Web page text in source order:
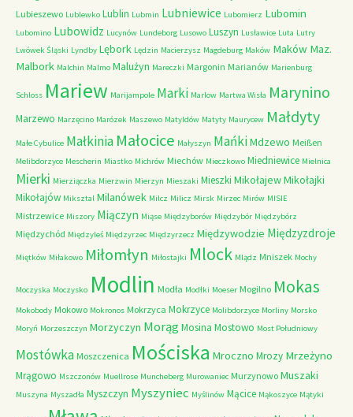
Lubieszewo Lublewko Lublin Lubmin Lubniewice Lubomierz Lubomin
Lubomino Lubowidz Lucynów Lundeborg Lusowo Luszyn Lusławice Luta Lutry
Lwówek Śląski Lyndby Lębork Lędzin Macierzysz Magdeburg Maków Maków Maz.
Malbork Malchin Malmo Malużyn Mareczki Margonin Marianów Marienburg
Schloss Mariew Marijampole Marki Marlow Martwa Wisła Marynino
Marzewo Marzęcino Marózek Maszewo Matyldów Matyty Maurycew Małdyty
Małe Cybulice Małkinia Małocice Małyszyn MańkiMdzewo Meißen
Melibdorzyce Mescherin Miastko Michrów Miechów Mieczkowo Miedniewice Mielnica
Mierki Mierziączka Mierzwin Mierzyn Mieszaki Mieszki MikołajewMikołajki
Mikołajów Miksztal Milanówek Milcz Milicz Mirsk Mirzec Mirów MISIE
Mistrzewice Miszory Miączyn Miąse Międzyborów Międzybór Międzybórz
Międzychód Międzyleś Międzyrzec Międzyrzecz Międzywodzie Międzyzdroje
Miętków Miłakowo Miłomłyn Miłostajki Mlock Mlądz Mniszek Mochy
Moczyska Moczysko Modlin Modła Modłki Moeser Mogilno Mokas
Mokobody Mokowo Mokronos Mokrzyca Mokrzyce Molibdorzyce Morliny Morsko
Moryń Morzeszczyn Morzyczyn MorągMosina Mostowo Most Południowy
Mostówka Moszczenica Mościska Mroczno Mrozy Mrzeżyno
Mrągowo Mszczonów Muellrose Muncheberg Murowaniec Murzynowo Muszaki
Muszyna Myszadła Myszczyn Myszyniec Myślinów Mącice Mąkoszyce Mątyki